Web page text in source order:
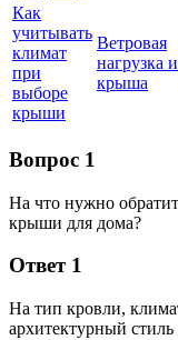
Как
учитывать
климат
при
выборе
крыши
Ветровая
нагрузка и
крыша
Вопрос 1
На что нужно
крыши для дома?
Ответ 1
На тип кровли,
архитектурный стиль